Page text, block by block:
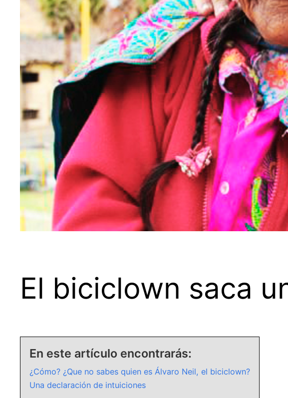
El biciclown saca
En este artículo encontrarás:
¿Cómo? ¿Que no sabes quien es Álvaro Neil, el biciclown?
Una declaración de intuiciones